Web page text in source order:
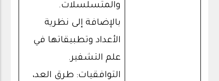
والمتسلسلات.
بالإضافة إلى نظرية
الأعداد وتطبيقاتها في
علم التشفير.
التوافقيات: طرق العد،